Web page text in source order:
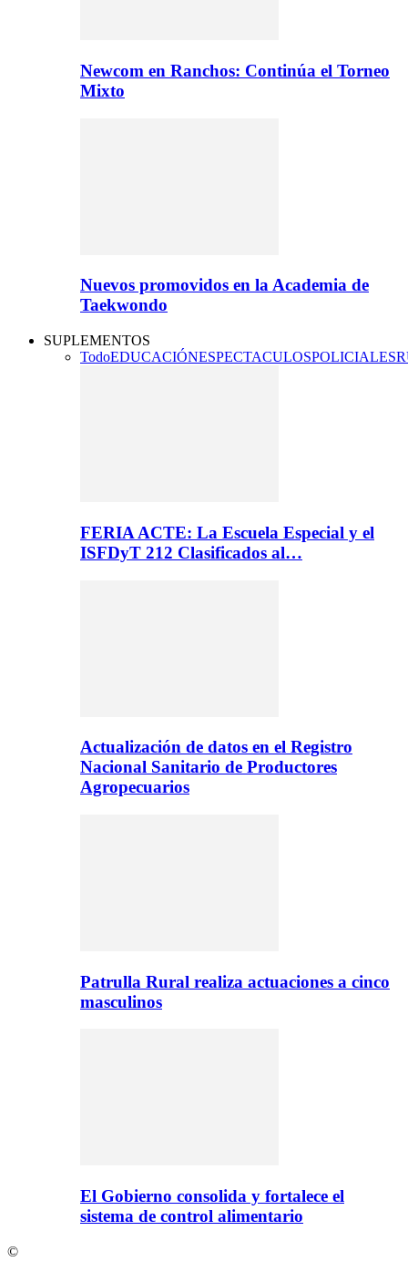
Newcom en Ranchos: Continúa el Torneo
Mixto
Nuevos promovidos en la Academia de
Taekwondo
SUPLEMENTOS
TodoEDUCACIÓNESPECTACULOSPOLICIALES
FERIA ACTE: La Escuela Especial y el
ISFDyT 212 Clasificados al…
Actualización de datos en el Registro
Nacional Sanitario de Productores
Agropecuarios
Patrulla Rural realiza actuaciones a cinco
masculinos
El Gobierno consolida y fortalece el
sistema de control alimentario
©